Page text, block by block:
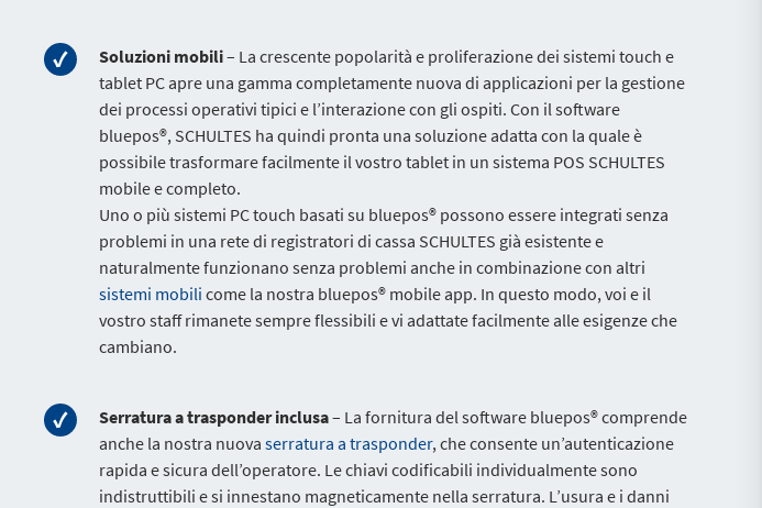
Soluzioni mobili– La crescente popolarità e proliferazione dei sistemi touch e
tablet PC apre una gamma completamente nuova di applicazioni per la gestione
dei processi operativi tipici e l’interazione con gli ospiti. Con il software
bluepos®, SCHULTES ha quindi pronta una soluzione adatta con la quale è
possibile trasformare facilmente il vostro tablet in un sistema POS SCHULTES
mobile e completo.
Uno o più sistemi PC touch basati su bluepos® possono essere integrati senza
problemi in una rete di registratori di cassa SCHULTES già esistente e
naturalmente funzionano senza problemi anche in combinazione con altri
sistemi mobili come la nostra bluepos® mobile app. In questo modo, voi e il
vostro staff rimanete sempre flessibili e vi adattate facilmente alle esigenze che
cambiano.
Serratura a trasponder inclusa– La fornitura del software bluepos® comprende
anche la nostra nuovaserratura a trasponder, che consente un’autenticazione
rapida e sicura dell’operatore. Le chiavi codificabili individualmente sono
indistruttibili e si innestano magneticamente nella serratura. L’usura e i danni